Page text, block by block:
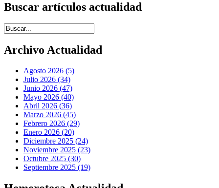
Buscar artículos actualidad
Introduce términos de búsqueda
Archivo Actualidad
Agosto 2026 (5)
Julio 2026 (34)
Junio 2026 (47)
Mayo 2026 (40)
Abril 2026 (36)
Marzo 2026 (45)
Febrero 2026 (29)
Enero 2026 (20)
Diciembre 2025 (24)
Noviembre 2025 (23)
Octubre 2025 (30)
Septiembre 2025 (19)